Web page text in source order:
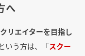
へ
リエイターを目指し
いう方は、「スクー